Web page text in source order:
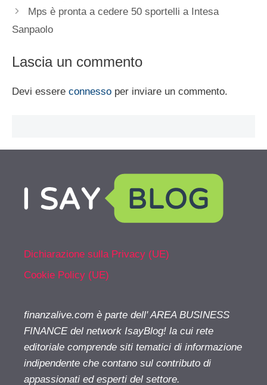
Mps è pronta a cedere 50 sportelli a Intesa
Sanpaolo
Lascia un commento
Devi essere connesso per inviare un commento.
Dichiarazione sulla Privacy (UE)
Cookie Policy (UE)
finanzalive.com è parte dell' AREA BUSINESS
FINANCE del network IsayBlog! la cui rete
editoriale comprende siti tematici di informazione
indipendente che contano sul contributo di
appassionati ed esperti del settore.